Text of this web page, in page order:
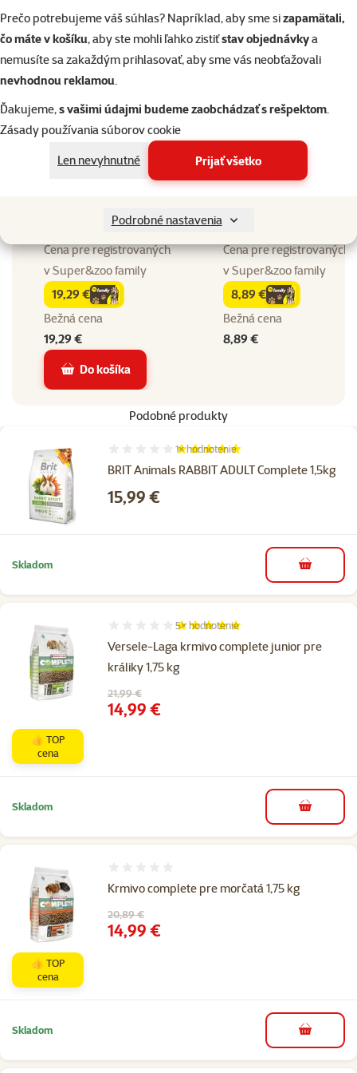
Prečo potrebujeme váš súhlas? Napríklad, aby sme sizapamätali,
čo máte v košíku, aby ste mohli ľahko zistiťstav objednávkya
nemusíte sa zakaždým prihlasovať, aby sme vás neobťažovali
nevhodnou reklamou.
Ďakujeme,s vašimi údajmi budeme zaobchádzať s rešpektom.
Zásady používania súborov cookie
Len nevyhnutné
Prijať všetko
Podrobné nastavenia
Beaphar Care+ krmivo
pre králiky 1,5 kg
krmivo granuly pre
zakrslé králiky 1,7 kg
Zmeniť produkt
Gramáž
1,5 kg
1,7 kg
Typ krmiva
Granuly
Druh hlodavca
Druh hlodavca
Králik
Cena pre registrovaných
vSuper&zoo family
familycena
19,29 €
Cena pre registrovaných
vSuper&zoo family
familycena
8,89 €
Bežná cena
19,29 €
Bežná cena
8,89 €
Do košíka
Podobné produkty
BRIT Animals RABBIT ADULT Complete 1,5kg
Hodnotenie 100%, počet hodnotení: 1
1×hodnotenie
Cena
15,99 €
Skladom do košíka
Versele-Laga krmivo complete junior pre
králiky 1,75 kg
Hodnotenie 100%, počet hodnotení: 5
5× hodnotenie
Pôvodná cena
21,99 €
Cena
14,99 €
👍 TOP
cena
Skladom do košíka
Krmivo complete pre morčatá 1,75 kg
Pôvodná cena
20,89 €
Cena
14,99 €
👍 TOP
cena
Skladom do košíka